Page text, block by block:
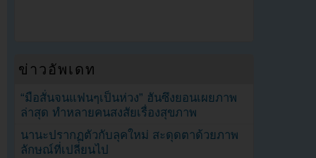
ข่าวอัพเดท
“มือสั่นจนแฟนๆเป็นห่วง” ฮันซึงยอนเผยภาพ
ล่าสุด ทำหลายคนสงสัยเรื่องสุขภาพ
นานะปรากฏตัวกับลุคใหม่ สะดุดตาด้วยภาพ
ลักษณ์ที่เปลี่ยนไป